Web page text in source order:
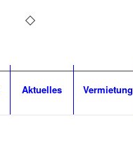
Aktuelles Vermietung